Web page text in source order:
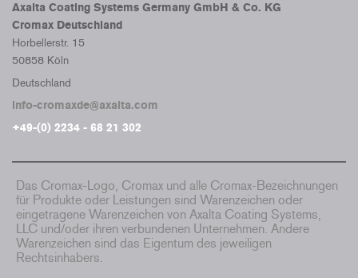
Axalta Coating Systems Germany GmbH & Co. KG
Cromax Deutschland
Horbellerstr. 15
50858 Köln
Deutschland
info-cromaxde@axalta.com
+49-(0) 2234 - 68 21 302
Das Cromax-Logo, Cromax und alle Cromax-Bezeichnungen
für Produkte oder Leistungen sind Warenzeichen oder
eingetragene Warenzeichen von Axalta Coating Systems,
LLC und/oder ihren verbundenen Unternehmen. Andere
Warenzeichen sind das Eigentum des jeweiligen
Rechtsinhabers.